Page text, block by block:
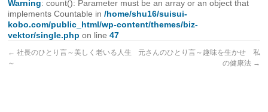
Warning: count(): Parameter must be an array or an object that
implements Countable in/home/shu16/suisui-
kobo.com/public_html/wp-content/themes/biz-
vektor/single.php on line47
← 社長のひとり言～美しく老いる人生
～
元さんのひとり言～趣味を生かせ 私
の健康法 →